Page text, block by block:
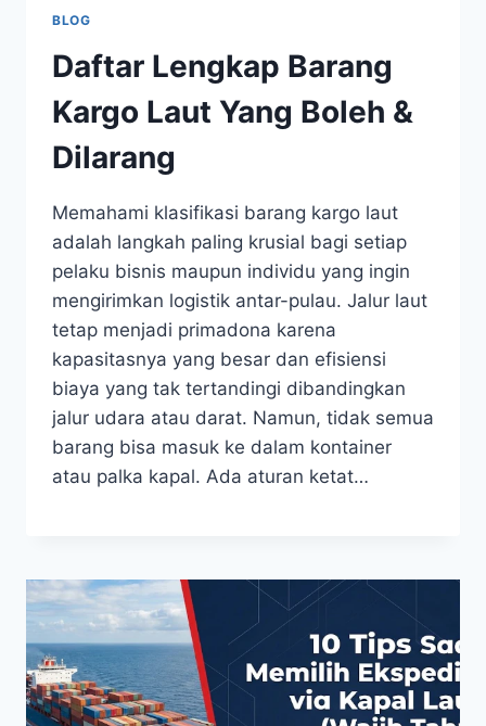
BLOG
Daftar Lengkap Barang
Kargo Laut Yang Boleh &
Dilarang
Memahami klasifikasi barang kargo laut
adalah langkah paling krusial bagi setiap
pelaku bisnis maupun individu yang ingin
mengirimkan logistik antar-pulau. Jalur laut
tetap menjadi primadona karena
kapasitasnya yang besar dan efisiensi
biaya yang tak tertandingi dibandingkan
jalur udara atau darat. Namun, tidak semua
barang bisa masuk ke dalam kontainer
atau palka kapal. Ada aturan ketat…